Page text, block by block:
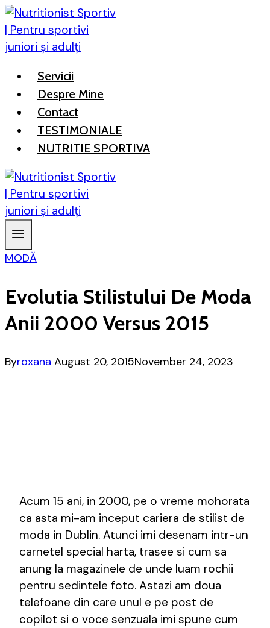
Skip
to
content
Servicii
Despre Mine
Contact
TESTIMONIALE
NUTRITIE SPORTIVA
MODĂ
Evolutia Stilistului De Moda
Anii 2000 Versus 2015
Byroxana August 20, 2015November 24, 2023
Acum 15 ani, in 2000, pe o vreme mohorata
ca asta mi-am inceput cariera de stilist de
moda in Dublin. Atunci imi desenam intr-un
carnetel special harta, trasee si cum sa
anung la magazinele de unde luam rochii
pentru sedintele foto. Astazi am doua
telefoane din care unul e pe post de
copilot si o voce senzuala imi spune cum